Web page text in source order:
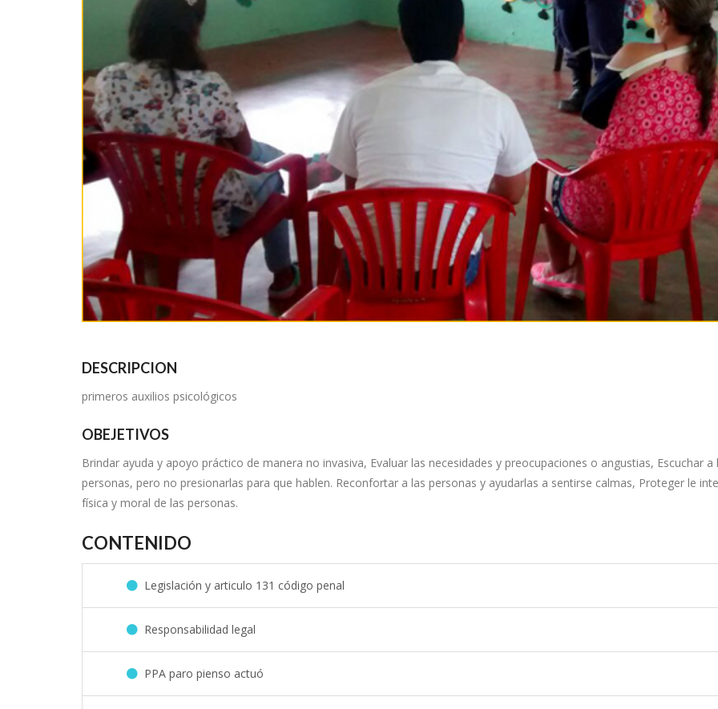
DESCRIPCION
primeros auxilios psicológicos
OBEJETIVOS
Brindar ayuda y apoyo práctico de manera no invasiva, Evaluar las necesidades y preocupaciones o angustias, Escuchar a
personas, pero no presionarlas para que hablen. Reconfortar a las personas y ayudarlas a sentirse calmas, Proteger le
física y moral de las personas.
CONTENIDO
Legislación y articulo 131 código penal
Responsabilidad legal
PPA paro pienso actuó